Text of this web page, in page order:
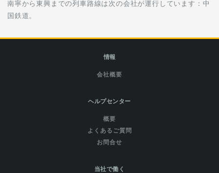
南寧から東興までの列車路線は次の会社が運行しています：中
国鉄道。
情報
会社概要
ヘルプセンター
概要
よくあるご質問
お問合せ
当社で働く